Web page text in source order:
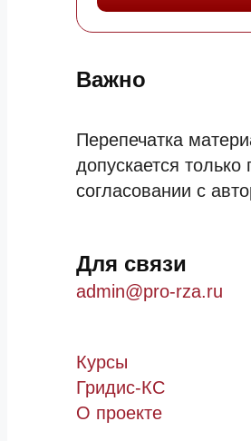
Важно
Перепечатка
допускается только
согласовании с
Для связи
admin@pro-rza.ru
Курсы
Гридис-КС
О проекте